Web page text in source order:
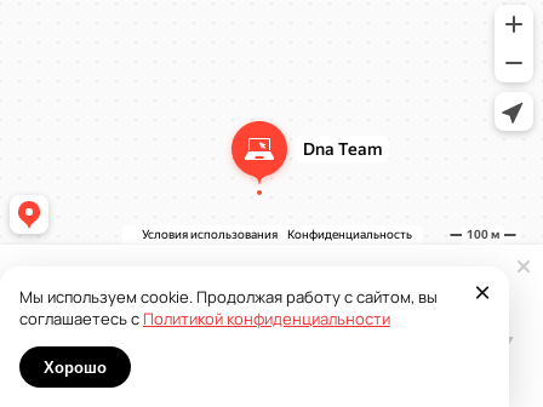
×
Мы используем cookie. Продолжая работу с сайтом, вы
соглашаетесь с Политикой конфиденциальности
Хорошо